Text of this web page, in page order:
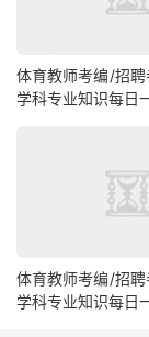
体育教师考编/招
学科专业知识每日
体育教师考编/招
学科专业知识每日